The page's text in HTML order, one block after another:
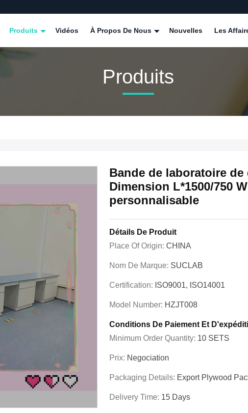
Produits Vidéos À Propos De Nous Nouvelles Les
Produits
Bande de laboratoire
Dimension L*1500/750
personnalisable
Détails De Produit
Place Of Origin: CHINA
Nom De Marque: SUCLAB
Certification: ISO9001, ISO14001
Model Number: HZJT008
Conditions De Paiement Et
Minimum Order Quantity: 10 SETS
Prix: Negociation
Packaging Details: Export Plywood
Delivery Time: 15 Days